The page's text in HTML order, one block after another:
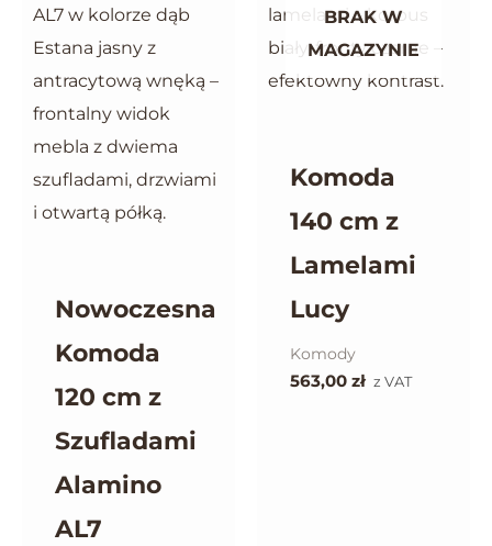
Nowoczesna
Komoda
120 cm z
Szufladami
Alamino
AL7
BRAK W
MAGAZYNIE
Komoda
140 cm z
Lamelami
Lucy
Komody
563,00 zł z VAT